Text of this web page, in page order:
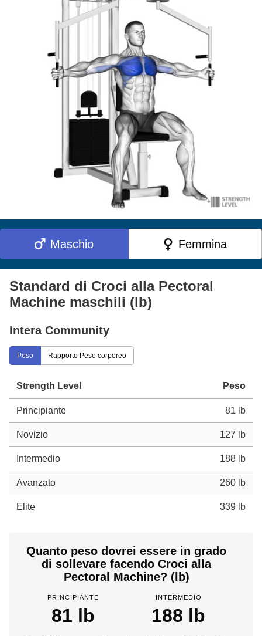
Maschio Femmina
Standard di Croci alla Pectoral
Machine maschili (lb)
Intera Community
Peso Rapporto Peso corporeo
Strength Level Peso
Principiante 81 lb
Novizio 127 lb
Intermedio 188 lb
Avanzato 260 lb
Elite 339 lb
Quanto peso dovrei essere in grado
di sollevare facendo Croci alla
Pectoral Machine? (lb)
PRINCIPIANTE
81 lb
INTERMEDIO
188 lb